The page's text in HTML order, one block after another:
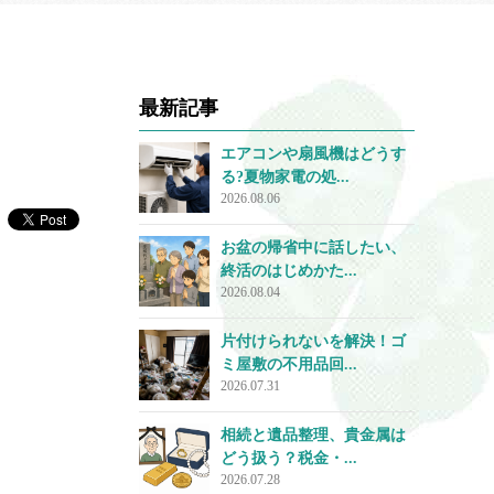
最新記事
エアコンや扇風機はどうす
る?夏物家電の処...
2026.08.06
お盆の帰省中に話したい、
終活のはじめかた...
2026.08.04
片付けられないを解決！ゴ
ミ屋敷の不用品回...
2026.07.31
相続と遺品整理、貴金属は
どう扱う？税金・...
2026.07.28